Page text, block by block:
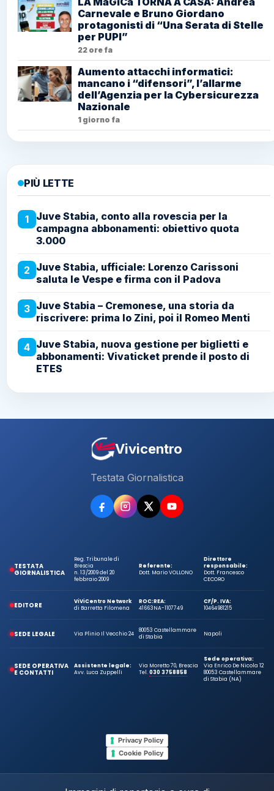
Carnevale e Bruno Giordano
protagonisti di “Una Serata di Stelle
per PUPI”
22 ore fa
Aumento attacchi informatici:
mancano i “difensori”, l’allarme
dell’Agenzia per la Cybersicurezza
Nazionale
1 giorno fa
PIÙ LETTE
1
Juve Stabia, conto alla rovescia per la
campagna abbonamenti: obiettivo quota
3.000
2 Juve Stabia, ufficiale: Lorenzo Carissoni
saluta le Vespe e firma con il Padova
3 Juve Stabia – Cremonese, una storia da
riscrivere: prima lo Zini, poi il Romeo Menti
4 Juve Stabia, nuova gestione per biglietti e
abbonamenti: Vivaticket prende il posto di
ETES
Vivicentro
Testata Giornalistica
TESTATA
GIORNALISTICA
Reg. Tribunale di
Brescia
n. 13/2009 del 20
febbraio 2009
Referente:
Dott. Mario VOLLONO
Direttore
responsabile:
Dott. Francesco
CECORO
EDITORE
ViViCentro Network
di Barretta Filomena
ROC:
41663
REA:
NA-1107749
CF/P. IVA:
10464981215
SEDE LEGALE Via Plinio Il Vecchio 24
80053 Castellammare
di Stabia
Napoli
SEDE OPERATIVA
E CONTATTI
Assistente legale:
Avv. Luca Zuppelli
Via Moretto 70, Brescia
Tel.030 3758858
Sede operativa:
Via Enrico De Nicola 12
80053 Castellammare
di Stabia (NA)
Privacy Policy
Cookie Policy